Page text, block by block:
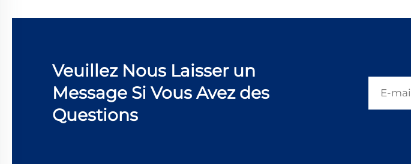
Veuillez Nous Laisser un
Message Si Vous Avez des
Questions